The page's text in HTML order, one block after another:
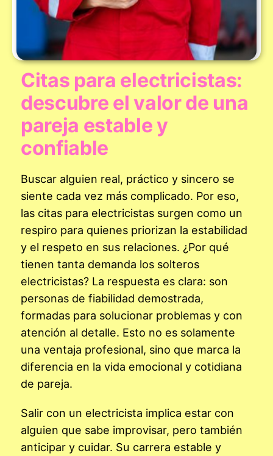
Citas para electricistas:
descubre el valor de una
pareja estable y
confiable
Buscar alguien real, práctico y sincero se
siente cada vez más complicado. Por eso,
las citas para electricistas surgen como un
respiro para quienes priorizan la estabilidad
y el respeto en sus relaciones. ¿Por qué
tienen tanta demanda los solteros
electricistas? La respuesta es clara: son
personas de fiabilidad demostrada,
formadas para solucionar problemas y con
atención al detalle. Esto no es solamente
una ventaja profesional, sino que marca la
diferencia en la vida emocional y cotidiana
de pareja.
Salir con un electricista implica estar con
alguien que sabe improvisar, pero también
anticipar y cuidar. Su carrera estable y